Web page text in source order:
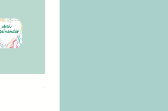
Männerkram Bingo